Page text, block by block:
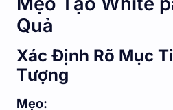
Quả
Xác Định Rõ Mục
Tượng
Mẹo: